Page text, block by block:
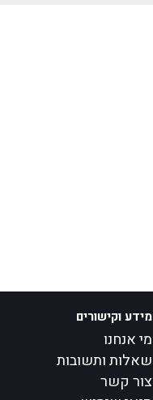
מידע וקישורים
מי אנחנו
שאלות ותשובות
צור קשר